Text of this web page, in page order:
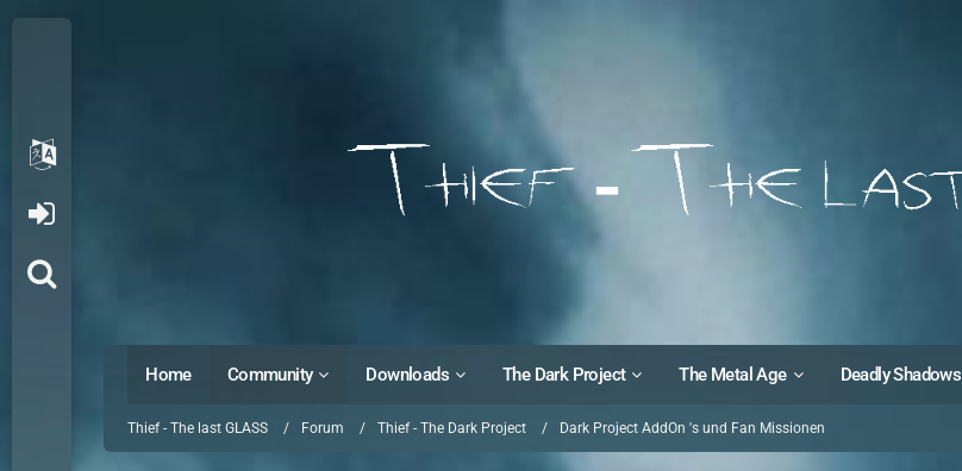
Home Community Downloads The Dark Project The Metal Age Deadly Shadows
Thief - The last GLASS Forum Thief - The Dark Project Dark Project AddOn 's und Fan Missionen